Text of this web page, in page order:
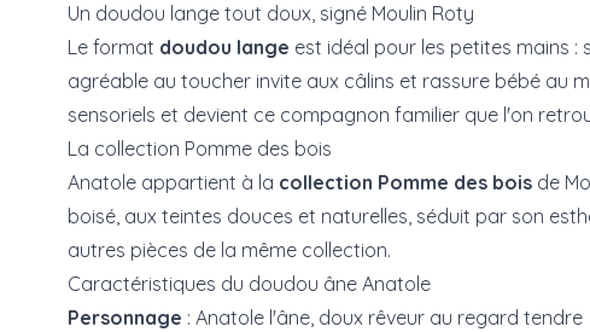
Un doudou lange tout doux, signé Moulin Roty
Le format doudou lange est idéal pour les petites mains :
agréable au toucher invite aux câlins et rassure bébé au
sensoriels et devient ce compagnon familier que l'on
La collection Pomme des bois
Anatole appartient à la collection Pomme des bois de
boisé, aux teintes douces et naturelles, séduit par son
autres pièces de la même collection.
Caractéristiques du doudou âne Anatole
Personnage : Anatole l'âne, doux rêveur au regard tendre